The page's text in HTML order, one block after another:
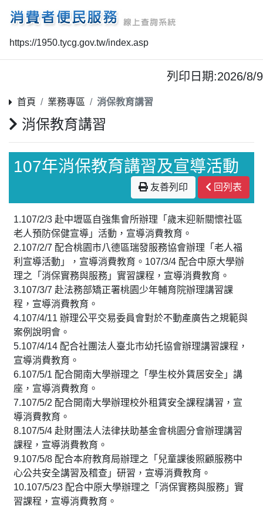
https://1950.tycg.gov.tw/index.asp
列印日期:2026/8/9
首頁 業務專區 消保教育講習
消保教育講習
107年消保教育講習及宣導活動
友善列印 回列表
1.107/2/3 赴中壢區自強集會所辦理「歲末迎新關懷社區
老人預防保健宣導」活動，宣導消費教育。
2.107/2/7 配合桃園市八德區瑞發服務協會辦理「老人福
利宣導活動」，宣導消費教育。 107/3/4 配合中原大學辦
理之「消保實務與服務」實習課程，宣導消費教育。
3.107/3/7 赴法務部矯正署桃園少年輔育院辦理講習課
程，宣導消費教育。
4.107/4/11 辦理公平交易委員會對於不動產廣告之規範與
案例說明會。
5.107/4/14 配合社團法人臺北市幼托協會辦理講習課程，
宣導消費教育。
6.107/5/1 配合開南大學辦理之「學生校外賃居安全」講
座，宣導消費教育。
7.107/5/2 配合開南大學辦理校外租賃安全課程講習，宣
導消費教育。
8.107/5/4 赴財團法人法律扶助基金會桃園分會辦理講習
課程，宣導消費教育。
9.107/5/8 配合本府教育局辦理之「兒童課後照顧服務中
心公共安全講習及稽查」研習，宣導消費教育。
10.107/5/23 配合中原大學辦理之「消保實務與服務」實
習課程，宣導消費教育。